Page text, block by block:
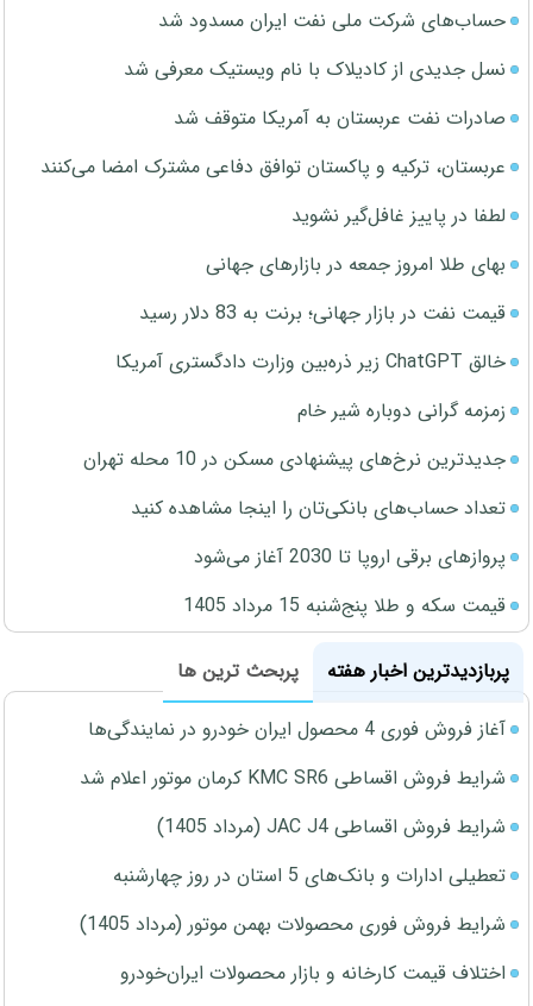
حساب‌های شرکت ملی نفت ایران مسدود شد
نسل جدیدی از کادیلاک با نام ویستیک معرفی شد
صادرات نفت عربستان به آمریکا متوقف شد
عربستان، ترکیه و پاکستان توافق دفاعی مشترک امضا می‌کنند
لطفا در پاییز غافل‌گیر نشوید
بهای طلا امروز جمعه در بازارهای جهانی
قیمت نفت در بازار جهانی؛ برنت به 83 دلار رسید
خالق ChatGPT زیر ذره‌بین وزارت دادگستری آمریکا
زمزمه گرانی دوباره شیر خام
جدیدترین نرخ‌های پیشنهادی مسکن در 10 محله تهران
تعداد حساب‌های بانکی‌تان را اینجا مشاهده کنید
پروازهای برقی اروپا تا 2030 آغاز می‌شود
قیمت سکه و طلا پنج‌شنبه 15 مرداد 1405
پربازدیدترین اخبار هفته
پربحث ترین ها
آغاز فروش فوری 4 محصول ایران خودرو در نمایندگی‌ها
شرایط فروش اقساطی KMC SR6 کرمان موتور اعلام شد
شرایط فروش اقساطی JAC J4 (مرداد 1405)
تعطیلی ادارات و بانک‌های 5 استان در روز چهارشنبه
شرایط فروش فوری محصولات بهمن موتور (مرداد 1405)
اختلاف قیمت کارخانه و بازار محصولات ایران‌خودرو